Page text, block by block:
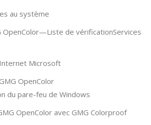
au système
OpenColor—Liste de vérificationServices
Microsoft
OpenColor
du pare-feu de Windows
OpenColor avec GMG Colorproof